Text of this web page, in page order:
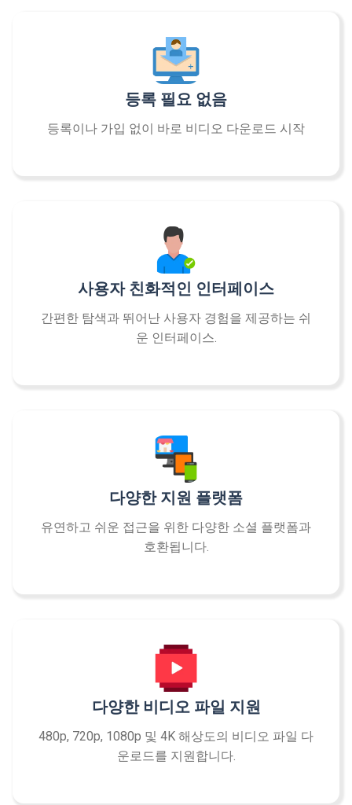
등록 필요 없음
등록이나 가입 없이 바로 비디오 다운로드 시작
사용자 친화적인 인터페이스
간편한 탐색과 뛰어난 사용자 경험을 제공하는 쉬
운 인터페이스.
다양한 지원 플랫폼
유연하고 쉬운 접근을 위한 다양한 소셜 플랫폼과
호환됩니다.
다양한 비디오 파일 지원
480p, 720p, 1080p 및 4K 해상도의 비디오 파일 다
운로드를 지원합니다.